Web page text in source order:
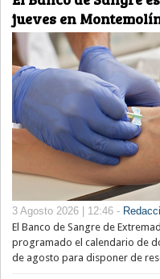
jueves en
3 Agosto 2026 | 12:46 -
El Banco de Sangre de
programado el calendario de
de agosto para disponer de